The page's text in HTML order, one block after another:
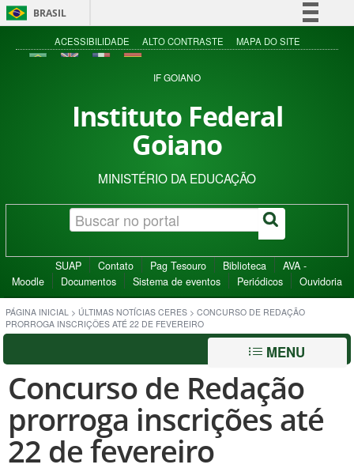
BRASIL
Simplifique!
Acesso à informação
ACESSIBILIDADE ALTO CONTRASTE MAPA DO SITE
IF GOIANO
Instituto Federal
Goiano
MINISTÉRIO DA EDUCAÇÃO
SUAP Contato Pag Tesouro Biblioteca
AVA -
Moodle
Documentos Sistema de eventos Periódicos Ouvidoria
PÁGINA INICIAL > ÚLTIMAS NOTÍCIAS CERES > CONCURSO DE REDAÇÃO
PRORROGA INSCRIÇÕES ATÉ 22 DE FEVEREIRO
MENU
Concurso de Redação
prorroga inscrições até
22 de fevereiro